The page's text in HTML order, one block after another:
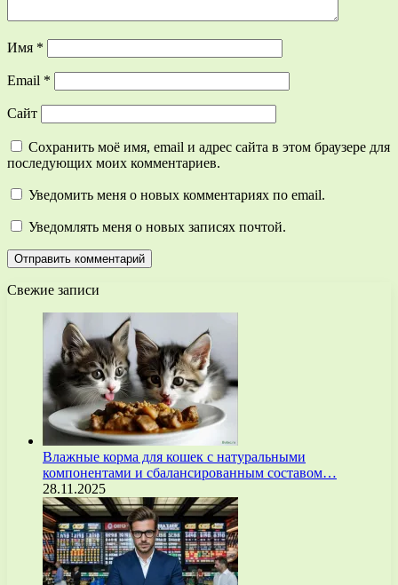
Имя *
Email *
Сайт
Сохранить моё имя, email и адрес сайта в этом браузере для
последующих моих комментариев.
Уведомить меня о новых комментариях по email.
Уведомлять меня о новых записях почтой.
Свежие записи
Влажные корма для кошек с натуральными
компонентами и сбалансированным составом…
28.11.2025